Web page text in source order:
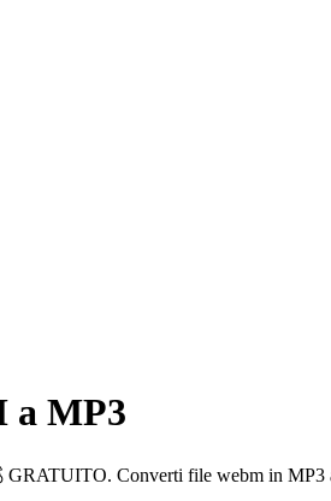
a MP3
Converti file webm in MP3